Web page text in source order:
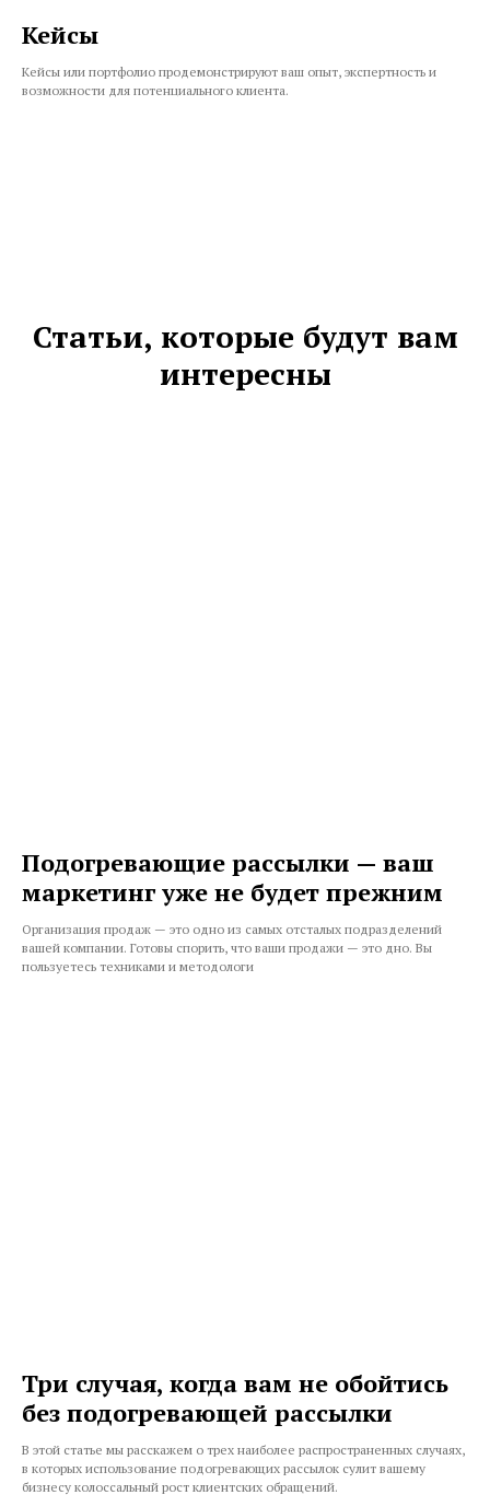
Кейсы
Кейсы или портфолио продемонстрируют ваш опыт, экспертность и
возможности для потенциального клиента.
Статьи, которые будут вам
интересны
Подогревающие рассылки — ваш
маркетинг уже не будет прежним
Организация продаж — это одно из самых отсталых подразделений
вашей компании. Готовы спорить, что ваши продажи — это дно. Вы
пользуетесь техниками и методологи
Три случая, когда вам не обойтись
без подогревающей рассылки
В этой статье мы расскажем о трех наиболее распространенных случаях,
в которых использование подогревающих рассылок сулит вашему
бизнесу колоссальный рост клиентских обращений.